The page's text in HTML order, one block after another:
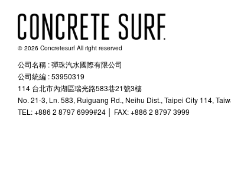
© 2026 Concretesurf All right reserved
公司名稱 : 彈珠汽水國際有限公司
公司統編 : 53950319
114 台北市內湖區瑞光路583巷21號3樓
No. 21-3, Ln. 583, Ruiguang Rd., Neihu Dist., Taipei City 114,
TEL: +886 2 8797 6999#24 │ FAX: +886 2 8797 3999